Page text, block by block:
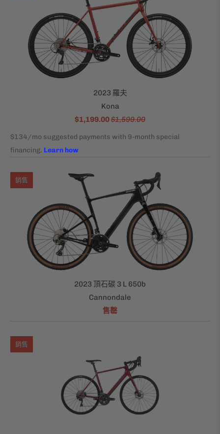
2023 羅夫
Kona
$1,199.00$1,599.00
2023 頂石碳 3 L 650b
Cannondale
售罄
銷售
銷售